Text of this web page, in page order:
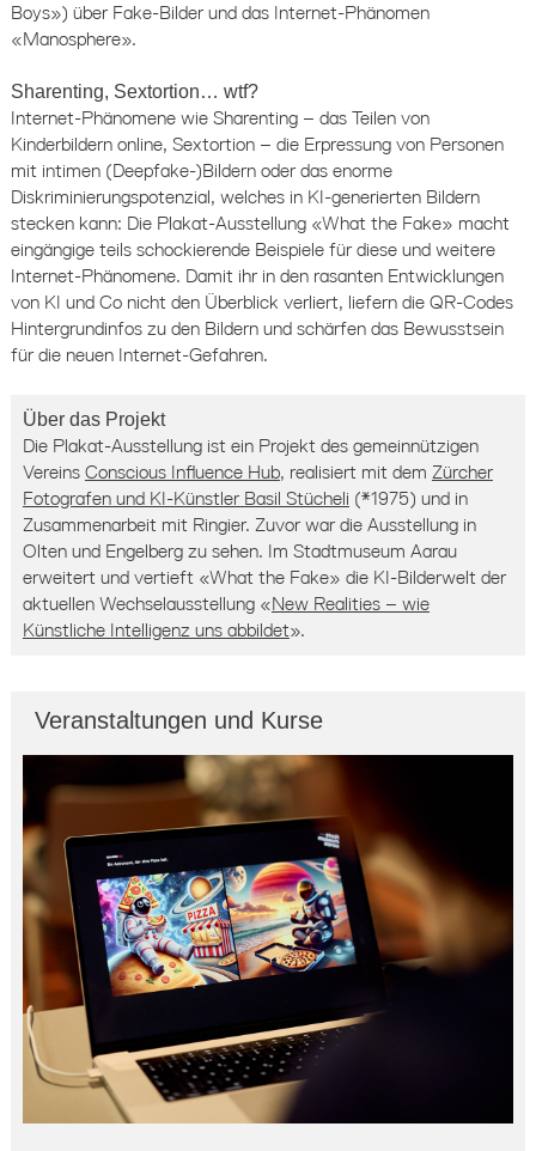
Boys») über Fake-Bilder und das Internet-Phänomen
«Manosphere».
Sharenting, Sextortion… wtf?
Internet-Phänomene wie Sharenting – das Teilen von
Kinderbildern online, Sextortion – die Erpressung von Personen
mit intimen (Deepfake-)Bildern oder das enorme
Diskriminierungspotenzial, welches in KI-generierten Bildern
stecken kann: Die Plakat-Ausstellung «What the Fake» macht
eingängige teils schockierende Beispiele für diese und weitere
Internet-Phänomene. Damit ihr in den rasanten Entwicklungen
von KI und Co nicht den Überblick verliert, liefern die QR-Codes
Hintergrundinfos zu den Bildern und schärfen das Bewusstsein
für die neuen Internet-Gefahren.
Über das Projekt
Die Plakat-Ausstellung ist ein Projekt des gemeinnützigen
Vereins Conscious Influence Hub, realisiert mit dem Zürcher
Fotografen und KI-Künstler Basil Stücheli (*1975) und in
Zusammenarbeit mit Ringier. Zuvor war die Ausstellung in
Olten und Engelberg zu sehen. Im Stadtmuseum Aarau
erweitert und vertieft «What the Fake» die KI-Bilderwelt der
aktuellen Wechselausstellung «New Realities – wie
Künstliche Intelligenz uns abbildet».
Veranstaltungen und Kurse